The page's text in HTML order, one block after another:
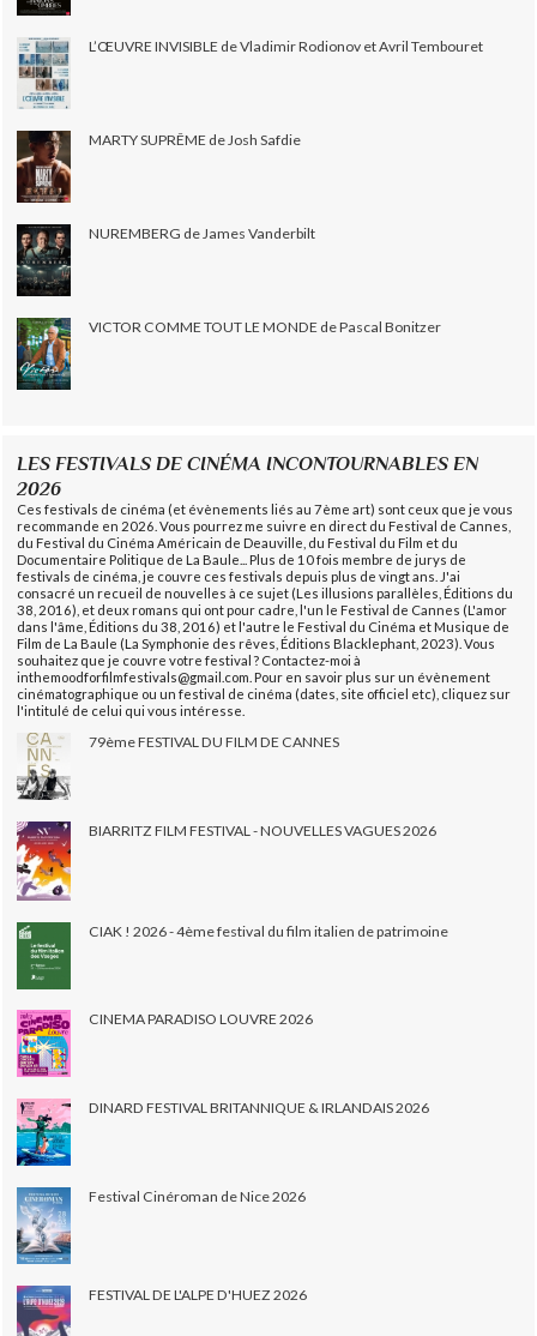
L’ŒUVRE INVISIBLE de Vladimir Rodionov et Avril Tembouret
MARTY SUPRÊME de Josh Safdie
NUREMBERG de James Vanderbilt
VICTOR COMME TOUT LE MONDE de Pascal Bonitzer
LES FESTIVALS DE CINÉMA INCONTOURNABLES EN
2026
Ces festivals de cinéma (et évènements liés au 7ème art) sont ceux que je vous
recommande en 2026. Vous pourrez me suivre en direct du Festival de Cannes,
du Festival du Cinéma Américain de Deauville, du Festival du Film et du
Documentaire Politique de La Baule... Plus de 10 fois membre de jurys de
festivals de cinéma, je couvre ces festivals depuis plus de vingt ans. J'ai
consacré un recueil de nouvelles à ce sujet (Les illusions parallèles, Éditions du
38, 2016), et deux romans qui ont pour cadre, l'un le Festival de Cannes (L'amor
dans l'âme, Éditions du 38, 2016) et l'autre le Festival du Cinéma et Musique de
Film de La Baule (La Symphonie des rêves, Éditions Blacklephant, 2023). Vous
souhaitez que je couvre votre festival ? Contactez-moi à
inthemoodforfilmfestivals@gmail.com. Pour en savoir plus sur un évènement
cinématographique ou un festival de cinéma (dates, site officiel etc), cliquez sur
l'intitulé de celui qui vous intéresse.
79ème FESTIVAL DU FILM DE CANNES
BIARRITZ FILM FESTIVAL - NOUVELLES VAGUES 2026
CIAK ! 2026 - 4ème festival du film italien de patrimoine
CINEMA PARADISO LOUVRE 2026
DINARD FESTIVAL BRITANNIQUE & IRLANDAIS 2026
Festival Cinéroman de Nice 2026
FESTIVAL DE L'ALPE D'HUEZ 2026